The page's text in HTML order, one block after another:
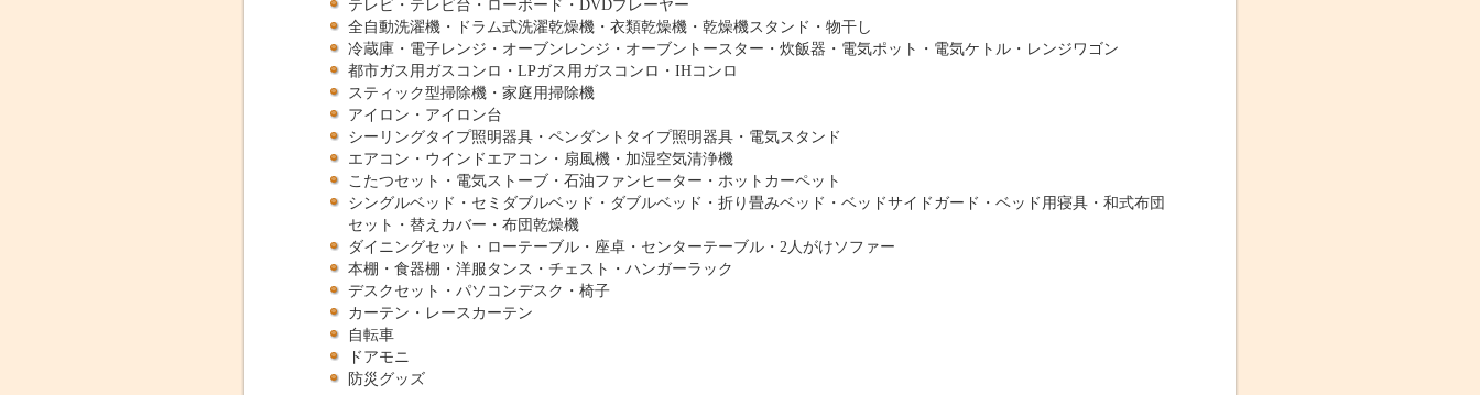
テレビ・テレビ台・ローボード・DVDプレーヤー
全自動洗濯機・ドラム式洗濯乾燥機・衣類乾燥機・乾燥機スタンド・物干し
冷蔵庫・電子レンジ・オーブンレンジ・オーブントースター・炊飯器・電気ポット・電気ケトル・レンジワゴン
都市ガス用ガスコンロ・LPガス用ガスコンロ・IHコンロ
スティック型掃除機・家庭用掃除機
アイロン・アイロン台
シーリングタイプ照明器具・ペンダントタイプ照明器具・電気スタンド
エアコン・ウインドエアコン・扇風機・加湿空気清浄機
こたつセット・電気ストーブ・石油ファンヒーター・ホットカーペット
シングルベッド・セミダブルベッド・ダブルベッド・折り畳みベッド・ベッドサイドガード・ベッド用寝具・和式布団
セット・替えカバー・布団乾燥機
ダイニングセット・ローテーブル・座卓・センターテーブル・2人がけソファー
本棚・食器棚・洋服タンス・チェスト・ハンガーラック
デスクセット・パソコンデスク・椅子
カーテン・レースカーテン
自転車
ドアモニ
防災グッズ